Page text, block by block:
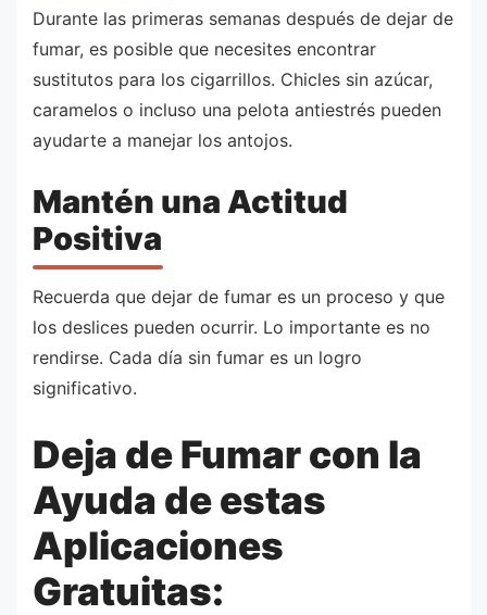
Durante las primeras semanas después de dejar de
fumar, es posible que necesites encontrar
sustitutos para los cigarrillos. Chicles sin azúcar,
caramelos o incluso una pelota antiestrés pueden
ayudarte a manejar los antojos.
Mantén una Actitud
Positiva
Recuerda que dejar de fumar es un proceso y que
los deslices pueden ocurrir. Lo importante es no
rendirse. Cada día sin fumar es un logro
significativo.
Deja de Fumar con la
Ayuda de estas
Aplicaciones
Gratuitas: